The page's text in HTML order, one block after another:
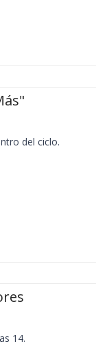
del ciclo.
14.